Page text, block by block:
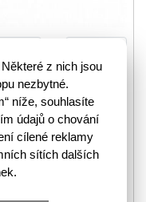
kombinací
a především
z nich jsou
nezbytné.
níže, souhlasíte
údajů o chování
cílené reklamy
sítích dalších